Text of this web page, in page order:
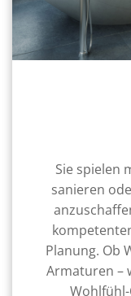
Sie spielen
sanieren
Planung. Ob
Armaturen –